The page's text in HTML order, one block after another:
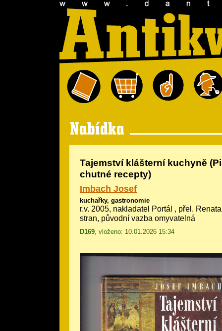
Tajemství klášterní kuchyně
chutné recepty)
Imbach Josef
kuchařky, gastronomie
r.v. 2005, nakladatel Portál , přel.
stran, původní vazba omyvatelná
D169, vloženo: 10.01.2026 15:34